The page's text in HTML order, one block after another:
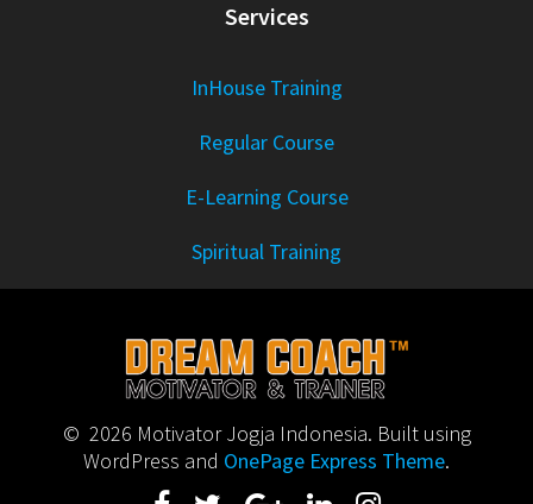
Services
InHouse Training
Regular Course
E-Learning Course
Spiritual Training
© 2026 Motivator Jogja Indonesia. Built using
WordPress and OnePage Express Theme.